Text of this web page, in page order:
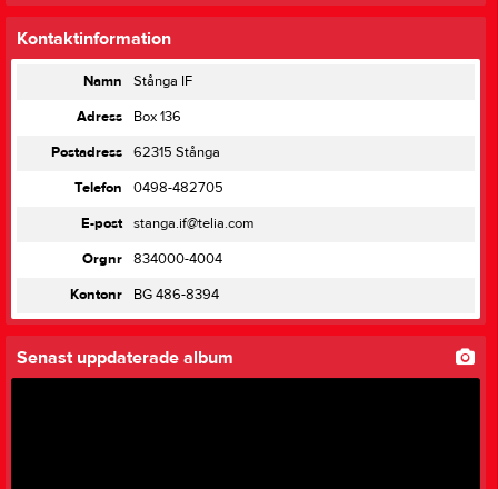
Kontaktinformation
Namn
Stånga IF
Adress
Box 136
Postadress
62315 Stånga
Telefon
0498-482705
E-post
stanga.if@telia.com
Orgnr
834000-4004
Kontonr
BG 486-8394
Senast uppdaterade album